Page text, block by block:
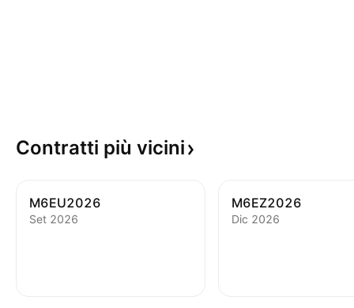
Contratti più vicini
M6EU2026
Set 2026
M6EZ2026
Dic 2026